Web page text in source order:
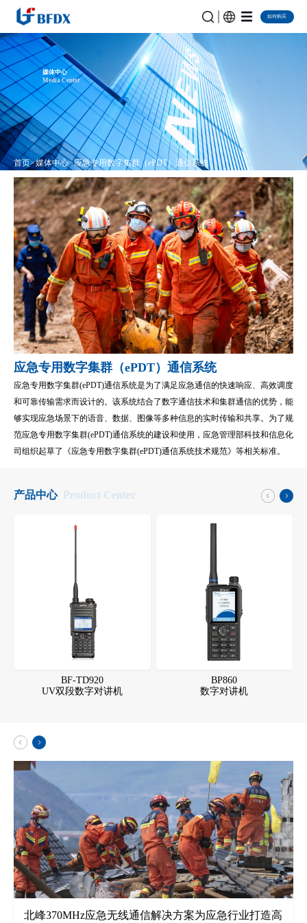
如何购买
媒体中心
Media Center
首页 媒体中心 应急专用数字集群（ePDT）通信系统
应急专用数字集群（ePDT）通信系统
应急专用数字集群(ePDT)通信系统是为了满足应急通信的快速响应、高效调度
和可靠传输需求而设计的。该系统结合了数字通信技术和集群通信的优势，能
够实现应急场景下的语音、数据、图像等多种信息的实时传输和共享。为了规
范应急专用数字集群(ePDT)通信系统的建设和使用，应急管理部科技和信息化
司组织起草了《应急专用数字集群(ePDT)通信系统技术规范》等相关标准。
产品中心 Product Center
BF-TD920
UV双段数字对讲机
BP860
数字对讲机
北峰370MHz应急无线通信解决方案为应急行业打造高